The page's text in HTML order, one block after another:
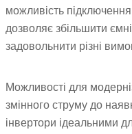
можливість
дозволяє збільшити
задовольнити різні
Можливості для
змінного струму до
інвертори ідеальними